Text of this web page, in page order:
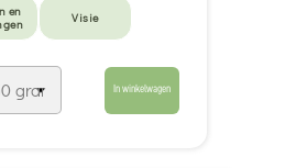
en
Visie
In winkelwagen